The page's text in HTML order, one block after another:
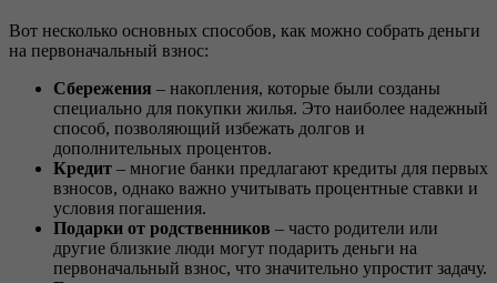
Вот несколько основных способов, как можно собрать деньги
на первоначальный взнос:
Сбережения – накопления, которые были созданы
специально для покупки жилья. Это наиболее надежный
способ, позволяющий избежать долгов и
дополнительных процентов.
Кредит – многие банки предлагают кредиты для первых
взносов, однако важно учитывать процентные ставки и
условия погашения.
Подарки от родственников – часто родители или
другие близкие люди могут подарить деньги на
первоначальный взнос, что значительно упростит задачу.